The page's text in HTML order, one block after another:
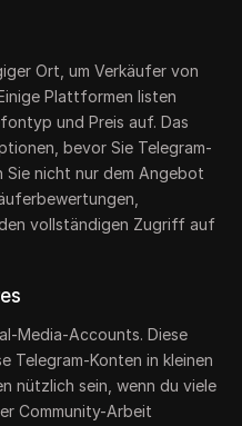
Ort, um Verkäufer von
Plattformen listen
und Preis auf. Das
bevor Sie Telegram-
Sie nicht nur dem Angebot
vollständigen Zugriff auf
Media-Accounts. Diese
Telegram-Konten in kleinen
nützlich sein, wenn du viele
Community-Arbeit